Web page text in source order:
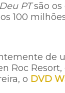
PTsão os
100
de
Roc
o DVD